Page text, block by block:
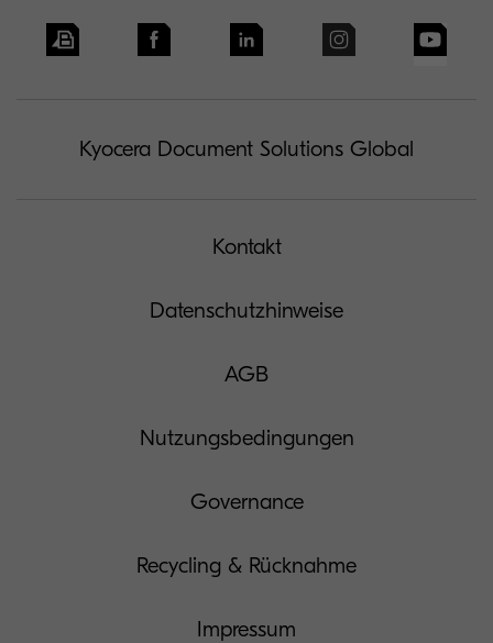
Kyocera Document Solutions Global
Kontakt
Datenschutzhinweise
AGB
Nutzungsbedingungen
Governance
Recycling & Rücknahme
Impressum